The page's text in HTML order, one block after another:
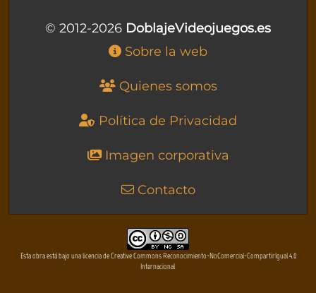
© 2012-2026 DoblajeVideojuegos.es
Sobre la web
Quienes somos
Política de Privacidad
Imagen corporativa
Contacto
Esta obra está bajo una licencia de Creative Commons Reconocimiento-NoComercial-CompartirIgual 4.0
Internacional